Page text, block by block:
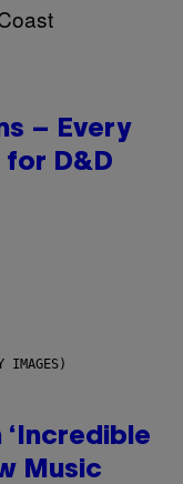
– Every
for D&D
IMAGES)
‘Incredible
Music